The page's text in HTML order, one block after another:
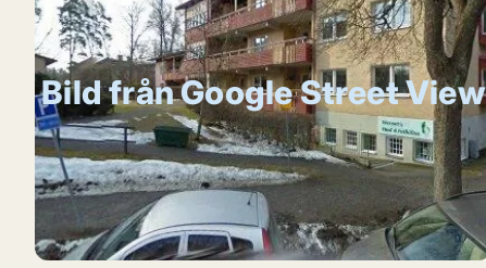
Bild från Google Street View